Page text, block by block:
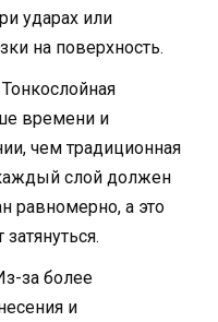
ударах или
на поверхность.
времени и
чем традиционная
слой должен
равномерно, а это
за более
и